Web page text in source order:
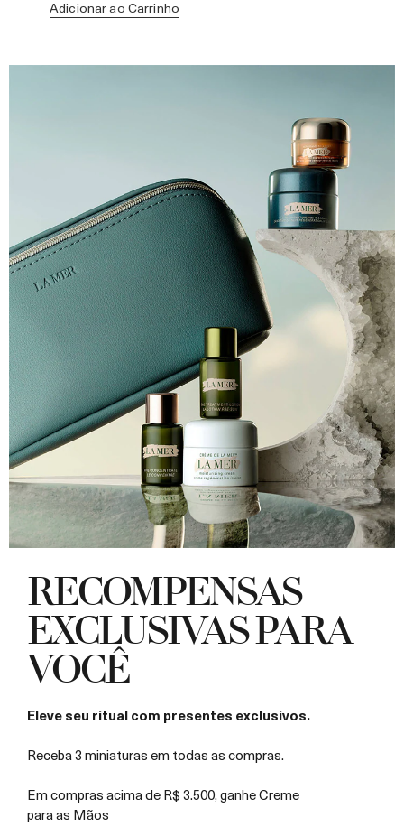
Adicionar ao Carrinho
RECOMPENSAS
EXCLUSIVAS PARA
VOCÊ
Eleve seu ritual com presentes exclusivos.
Receba 3 miniaturas em todas as compras.
Em compras acima de R$ 3.500, ganhe Creme
para as Mãos